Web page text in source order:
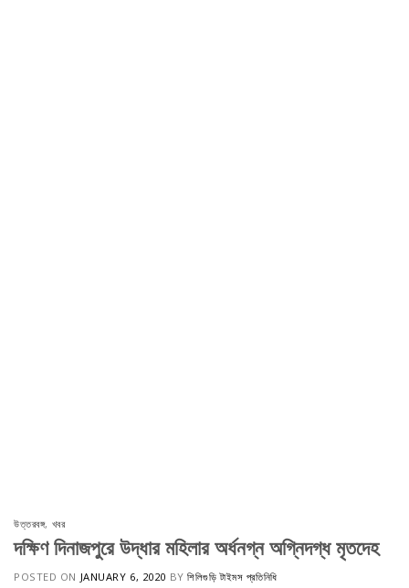
উত্তরবঙ্গ, খবর
দক্ষিণ দিনাজপুরে উদ্ধার মহিলার অর্ধনগ্ন অগ্নিদগ্ধ মৃতদেহ
POSTED ON JANUARY 6, 2020 BYশিলিগুড়ি টাইমস প্রতিনিধি